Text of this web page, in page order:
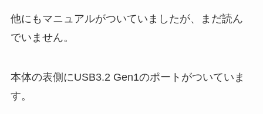
他にもマニュアルがついていましたが、まだ読ん
でいません。
本体の表側にUSB3.2 Gen1のポートがついていま
す。